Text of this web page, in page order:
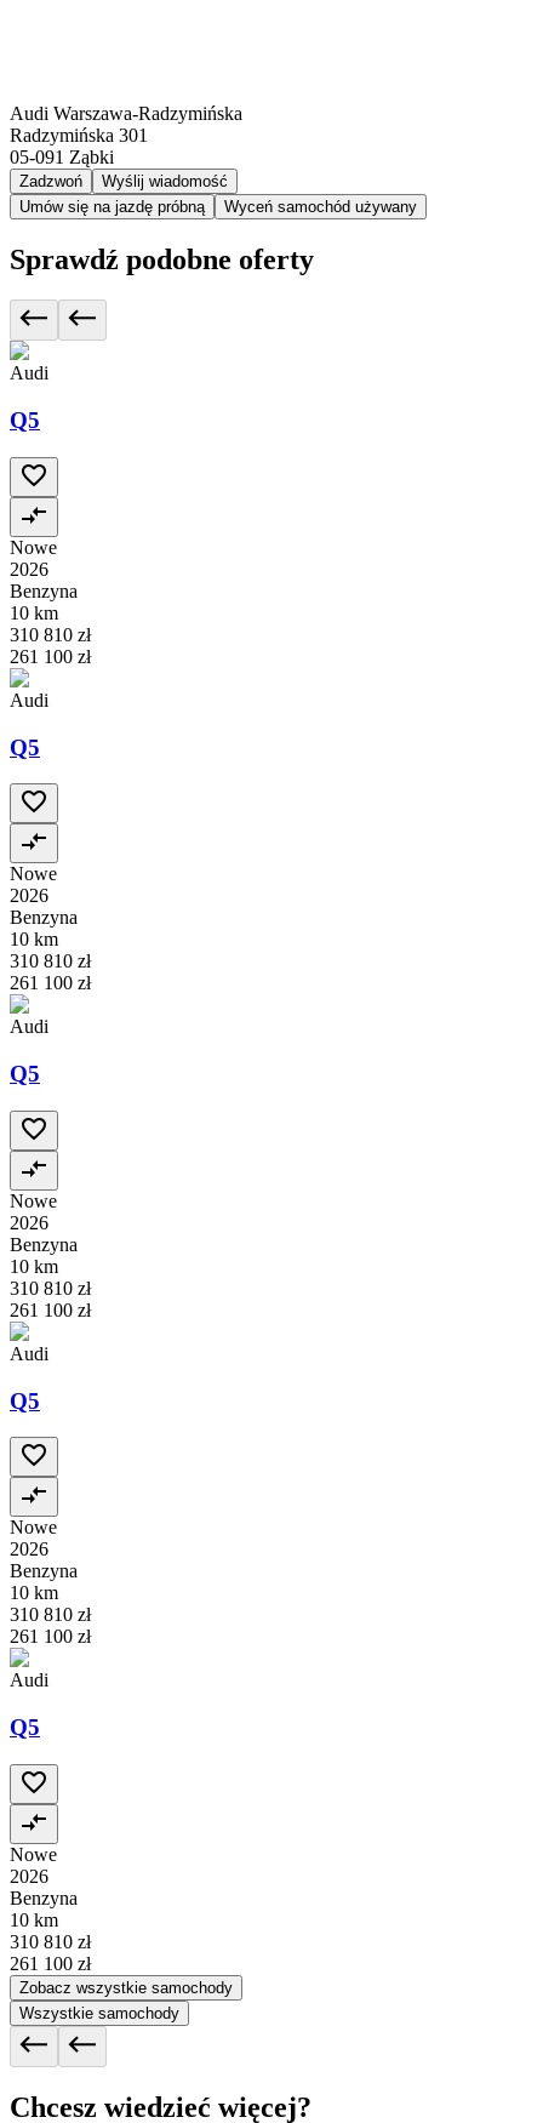
Audi Warszawa-Radzymińska
Radzymińska 301
05-091 Ząbki
Zadzwoń
Wyślij wiadomość
Umów się na jazdę próbną
Wyceń samochód używany
Sprawdź podobne oferty
Audi
Q5
Nowe
2026
Benzyna
10 km
310 810 zł
261 100 zł
Audi
Q5
Nowe
2026
Benzyna
10 km
310 810 zł
261 100 zł
Audi
Q5
Nowe
2026
Benzyna
10 km
310 810 zł
261 100 zł
Audi
Q5
Nowe
2026
Benzyna
10 km
310 810 zł
261 100 zł
Audi
Q5
Nowe
2026
Benzyna
10 km
310 810 zł
261 100 zł
Zobacz wszystkie samochody
Wszystkie samochody
Chcesz wiedzieć więcej?